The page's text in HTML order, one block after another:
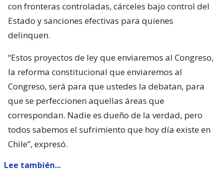
con fronteras controladas, cárceles bajo control del
Estado y sanciones efectivas para quienes
delinquen.
“Estos proyectos de ley que enviaremos al Congreso,
la reforma constitucional que enviaremos al
Congreso, será para que ustedes la debatan, para
que se perfeccionen aquellas áreas que
correspondan. Nadie es dueño de la verdad, pero
todos sabemos el sufrimiento que hoy día existe en
Chile”, expresó.
Lee también...